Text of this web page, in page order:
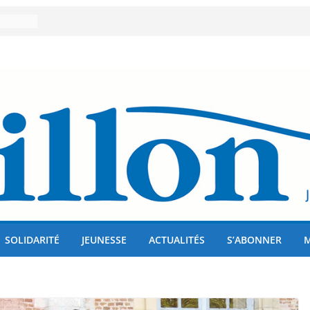
!
SOLIDARITÉ JEUNESSE ACTUALITÉS S’ABONNER